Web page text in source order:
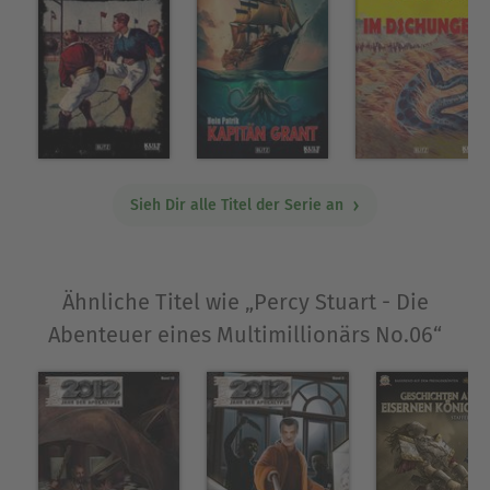
Sieh Dir alle Titel der Serie an
Ähnliche Titel wie „Percy Stuart - Die
Abenteuer eines Multimillionärs No.06“